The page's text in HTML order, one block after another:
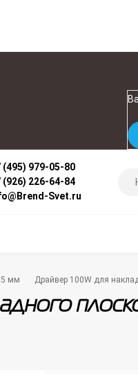
(495) 979-05-80
(926) 226-64-84
Svet.ru
мм Драйвер 100W для